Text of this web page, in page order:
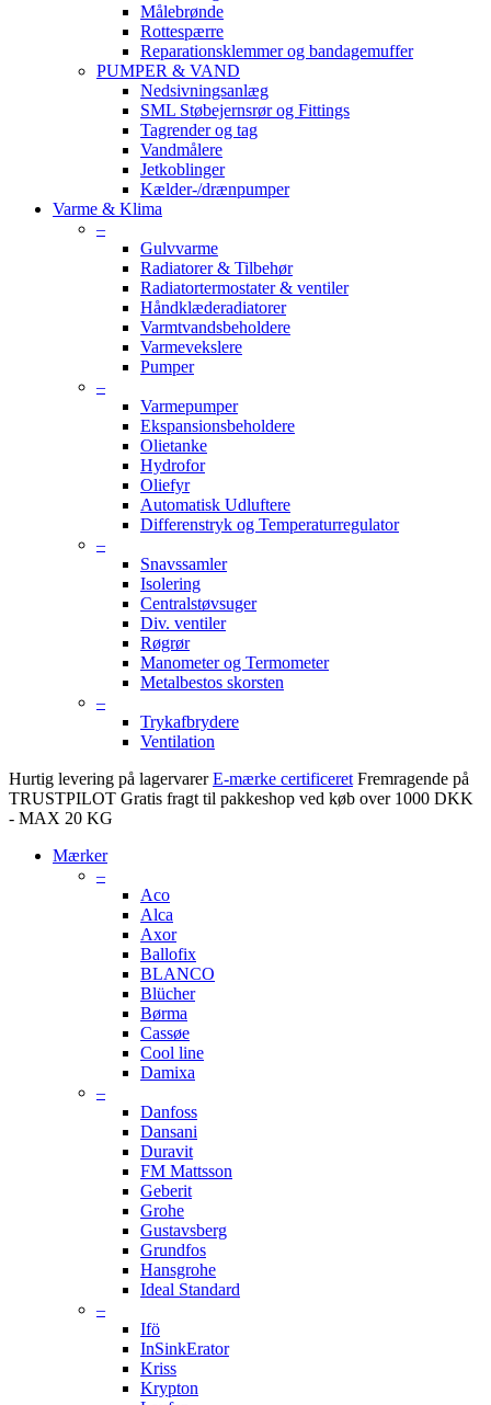
Målebrønde
Rottespærre
Reparationsklemmer og bandagemuffer
PUMPER & VAND
Nedsivningsanlæg
SML Støbejernsrør og Fittings
Tagrender og tag
Vandmålere
Jetkoblinger
Kælder-/drænpumper
Varme & Klima
–
Gulvvarme
Radiatorer & Tilbehør
Radiatortermostater & ventiler
Håndklæderadiatorer
Varmtvandsbeholdere
Varmevekslere
Pumper
–
Varmepumper
Ekspansionsbeholdere
Olietanke
Hydrofor
Oliefyr
Automatisk Udluftere
Differenstryk og Temperaturregulator
–
Snavssamler
Isolering
Centralstøvsuger
Div. ventiler
Røgrør
Manometer og Termometer
Metalbestos skorsten
–
Trykafbrydere
Ventilation
Hurtig levering på lagervarer E-mærke certificeret Fremragende på
TRUSTPILOT Gratis fragt til pakkeshop ved køb over 1000 DKK
- MAX 20 KG
Mærker
–
Aco
Alca
Axor
Ballofix
BLANCO
Blücher
Børma
Cassøe
Cool line
Damixa
–
Danfoss
Dansani
Duravit
FM Mattsson
Geberit
Grohe
Gustavsberg
Grundfos
Hansgrohe
Ideal Standard
–
Ifö
InSinkErator
Kriss
Krypton